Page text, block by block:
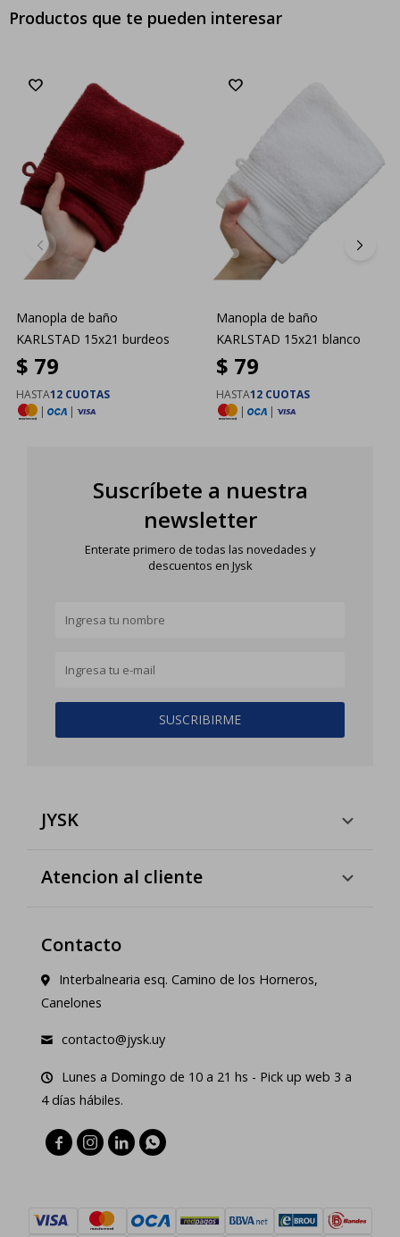
Productos que te pueden interesar
Manopla de baño
KARLSTAD 15x21 burdeos
$ 79
HASTA12 CUOTAS
|
|
Manopla de baño
KARLSTAD 15x21 blanco
$ 79
HASTA12 CUOTAS
|
|
Suscríbete a nuestra
newsletter
Enterate primero de todas las novedades y
descuentos en Jysk
SUSCRIBIRME
JYSK
Atencion al cliente
Contacto
Interbalnearia esq. Camino de los Horneros,
Canelones
contacto@jysk.uy
Lunes a Domingo de 10 a 21 hs - Pick up web 3 a
4 días hábiles.
   